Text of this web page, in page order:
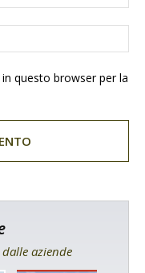
questo browser per la
aziende